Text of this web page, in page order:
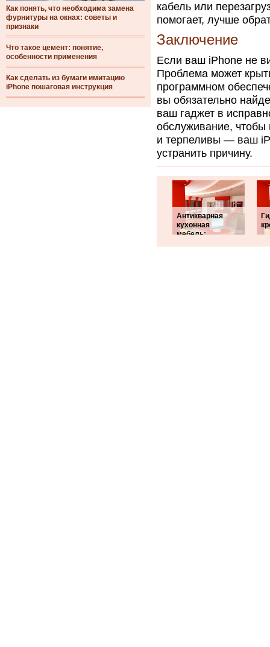
Как понять, что необходима замена
фурнитуры на окнах: советы и
признаки
Что такое цемент: понятие,
особенности применения
Как сделать из бумаги имитацию
iPhone пошаговая инструкция
кабель или
помогает, лучше
Заключение
Если ваш iPhone не
Проблема может
программном
вы обязательно
ваш гаджет в
обслуживание, чтобы
и терпеливы — ваш
устранить причину.
Антикварная
кухонная
мебель: